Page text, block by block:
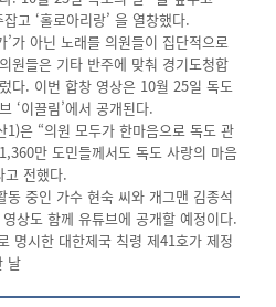
고 ‘홀로아리랑’ 을 열창했다.
’가 아닌 노래를 의원들이 집단적으로
원들은 기타 반주에 맞춰 경기도청합
다. 이번 합창 영상은 10월 25일 독도
‘이끌림’에서 공개된다.
1)은 “의원 모두가 한마음으로 독도 관
만 도민들께서도 독도 사랑의 마음
고 전했다.
중인 가수 현숙 씨와 개그맨 김종석
상도 함께 유튜브에 공개할 예정이다.
명시한 대한제국 칙령 제41호가 제정
날